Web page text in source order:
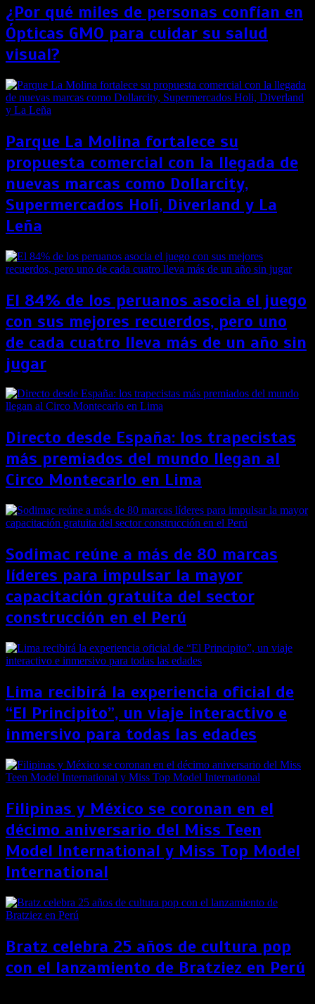
¿Por qué miles de personas confían en
Ópticas GMO para cuidar su salud
visual?
Parque La Molina fortalece su
propuesta comercial con la llegada de
nuevas marcas como Dollarcity,
Supermercados Holi, Diverland y La
Leña
El 84% de los peruanos asocia el juego
con sus mejores recuerdos, pero uno
de cada cuatro lleva más de un año sin
jugar
Directo desde España: los trapecistas
más premiados del mundo llegan al
Circo Montecarlo en Lima
Sodimac reúne a más de 80 marcas
líderes para impulsar la mayor
capacitación gratuita del sector
construcción en el Perú
Lima recibirá la experiencia oficial de
“El Principito”, un viaje interactivo e
inmersivo para todas las edades
Filipinas y México se coronan en el
décimo aniversario del Miss Teen
Model International y Miss Top Model
International
Bratz celebra 25 años de cultura pop
con el lanzamiento de Bratziez en Perú